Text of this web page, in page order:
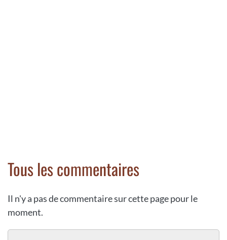
Tous les commentaires
Il n'y a pas de commentaire sur cette page pour le
moment.